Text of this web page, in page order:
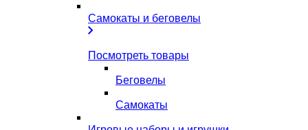
Самокаты и беговелы
Посмотреть товары
Беговелы
Самокаты